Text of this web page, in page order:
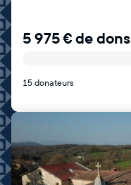
5 975€de dons
15 donateurs